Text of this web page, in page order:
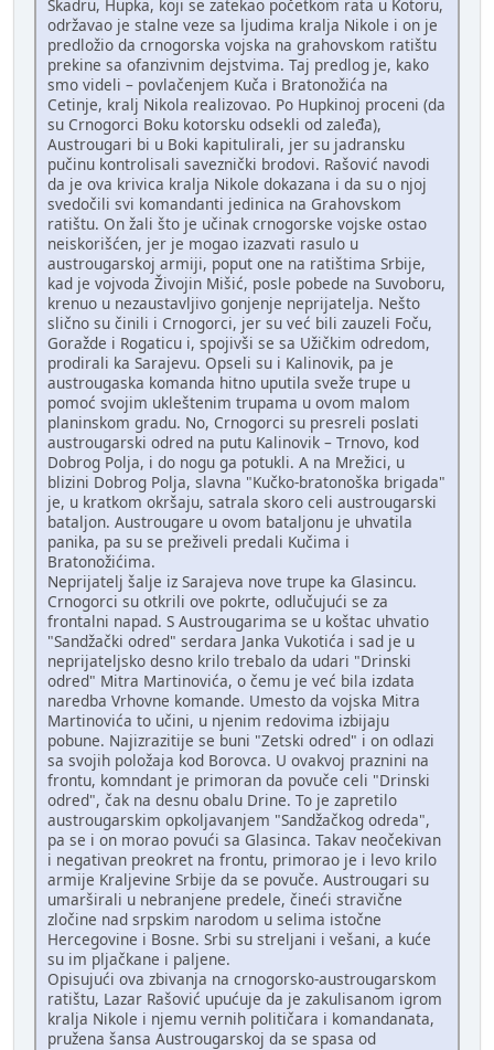
Skadru, Hupka, koji se zatekao početkom rata u Kotoru,
održavao je stalne veze sa ljudima kralja Nikole i on je
predložio da crnogorska vojska na grahovskom ratištu
prekine sa ofanzivnim dejstvima. Taj predlog je, kako
smo videli – povlačenjem Kuča i Bratonožića na
Cetinje, kralj Nikola realizovao. Po Hupkinoj proceni (da
su Crnogorci Boku kotorsku odsekli od zaleđa),
Austrougari bi u Boki kapitulirali, jer su jadransku
pučinu kontrolisali saveznički brodovi. Rašović navodi
da je ova krivica kralja Nikole dokazana i da su o njoj
svedočili svi komandanti jedinica na Grahovskom
ratištu. On žali što je učinak crnogorske vojske ostao
neiskorišćen, jer je mogao izazvati rasulo u
austrougarskoj armiji, poput one na ratištima Srbije,
kad je vojvoda Živojin Mišić, posle pobede na Suvoboru,
krenuo u nezaustavljivo gonjenje neprijatelja. Nešto
slično su činili i Crnogorci, jer su već bili zauzeli Foču,
Goražde i Rogaticu i, spojivši se sa Užičkim odredom,
prodirali ka Sarajevu. Opseli su i Kalinovik, pa je
austrougaska komanda hitno uputila sveže trupe u
pomoć svojim ukleštenim trupama u ovom malom
planinskom gradu. No, Crnogorci su presreli poslati
austrougarski odred na putu Kalinovik – Trnovo, kod
Dobrog Polja, i do nogu ga potukli. A na Mrežici, u
blizini Dobrog Polja, slavna "Kučko-bratonoška brigada"
je, u kratkom okršaju, satrala skoro celi austrougarski
bataljon. Austrougare u ovom bataljonu je uhvatila
panika, pa su se preživeli predali Kučima i
Bratonožićima.
Neprijatelj šalje iz Sarajeva nove trupe ka Glasincu.
Crnogorci su otkrili ove pokrte, odlučujući se za
frontalni napad. S Austrougarima se u koštac uhvatio
"Sandžački odred" serdara Janka Vukotića i sad je u
neprijateljsko desno krilo trebalo da udari "Drinski
odred" Mitra Martinovića, o čemu je već bila izdata
naredba Vrhovne komande. Umesto da vojska Mitra
Martinovića to učini, u njenim redovima izbijaju
pobune. Najizrazitije se buni "Zetski odred" i on odlazi
sa svojih položaja kod Borovca. U ovakvoj praznini na
frontu, komndant je primoran da povuče celi "Drinski
odred", čak na desnu obalu Drine. To je zapretilo
austrougarskim opkoljavanjem "Sandžačkog odreda",
pa se i on morao povući sa Glasinca. Takav neočekivan
i negativan preokret na frontu, primorao je i levo krilo
armije Kraljevine Srbije da se povuče. Austrougari su
umarširali u nebranjene predele, čineći stravične
zločine nad srpskim narodom u selima istočne
Hercegovine i Bosne. Srbi su streljani i vešani, a kuće
su im pljačkane i paljene.
Opisujući ova zbivanja na crnogorsko-austrougarskom
ratištu, Lazar Rašović upućuje da je zakulisanom igrom
kralja Nikole i njemu vernih političara i komandanata,
pružena šansa Austrougarskoj da se spasa od